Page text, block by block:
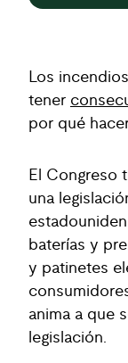
Los
tener
por qué
El Congreso
una
baterías y
y patinetes
anima a que
legislación.